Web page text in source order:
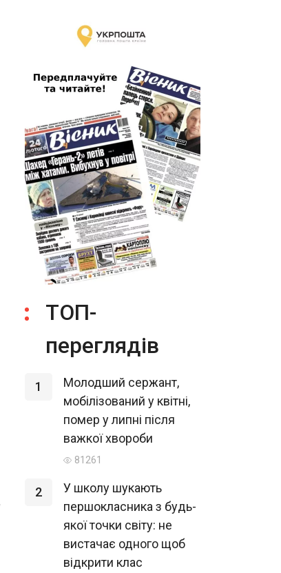
ТОП-
переглядів
1
Молодший сержант,
мобілізований у квітні,
помер у липні після
важкої хвороби
81261
2
У школу шукають
першокласника з будь-
якої точки світу: не
вистачає одного щоб
відкрити клас